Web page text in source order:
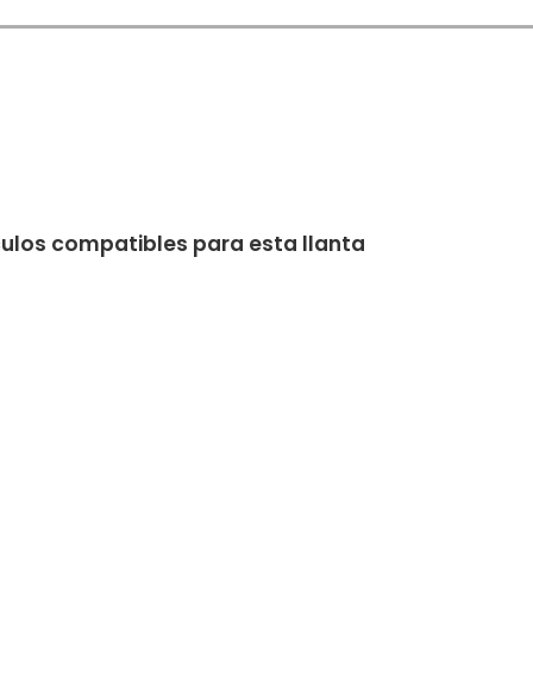
compatibles para esta llanta